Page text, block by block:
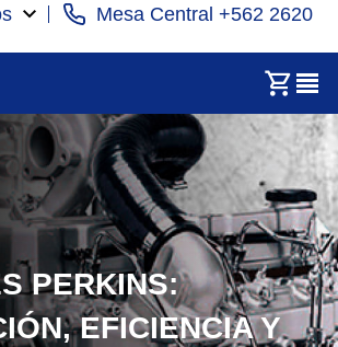
Mesa Central +562 2620
PERKINS:
EFICIENCIA Y